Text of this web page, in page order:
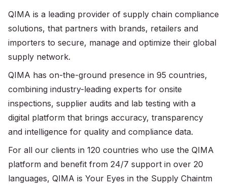
QIMA is a leading provider of supply chain compliance
solutions, that partners with brands, retailers and
importers to secure, manage and optimize their global
supply network.
QIMA has on-the-ground presence in 95 countries,
combining industry-leading experts for onsite
inspections, supplier audits and lab testing with a
digital platform that brings accuracy, transparency
and intelligence for quality and compliance data.
For all our clients in 120 countries who use the QIMA
platform and benefit from 24/7 support in over 20
languages, QIMA is Your Eyes in the Supply Chaintm